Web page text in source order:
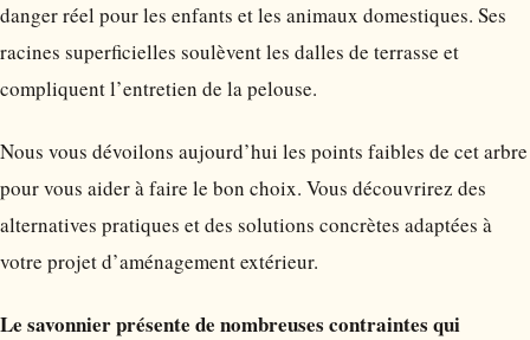
danger réel pour les enfants et les animaux domestiques. Ses
racines superficielles soulèvent les dalles de terrasse et
compliquent l’entretien de la pelouse.
Nous vous dévoilons aujourd’hui les points faibles de cet arbre
pour vous aider à faire le bon choix. Vous découvrirez des
alternatives pratiques et des solutions concrètes adaptées à
votre projet d’aménagement extérieur.
Le savonnier présente de nombreuses contraintes qui